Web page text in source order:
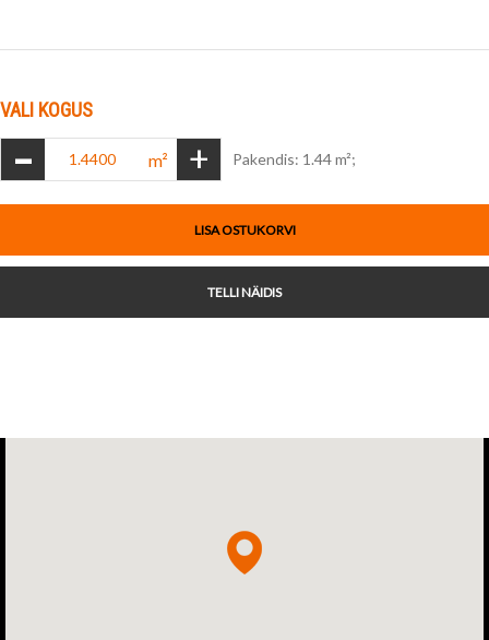
VALI KOGUS
- m² + Pakendis: 1.44 m²;
LISA OSTUKORVI
TELLI NÄIDIS